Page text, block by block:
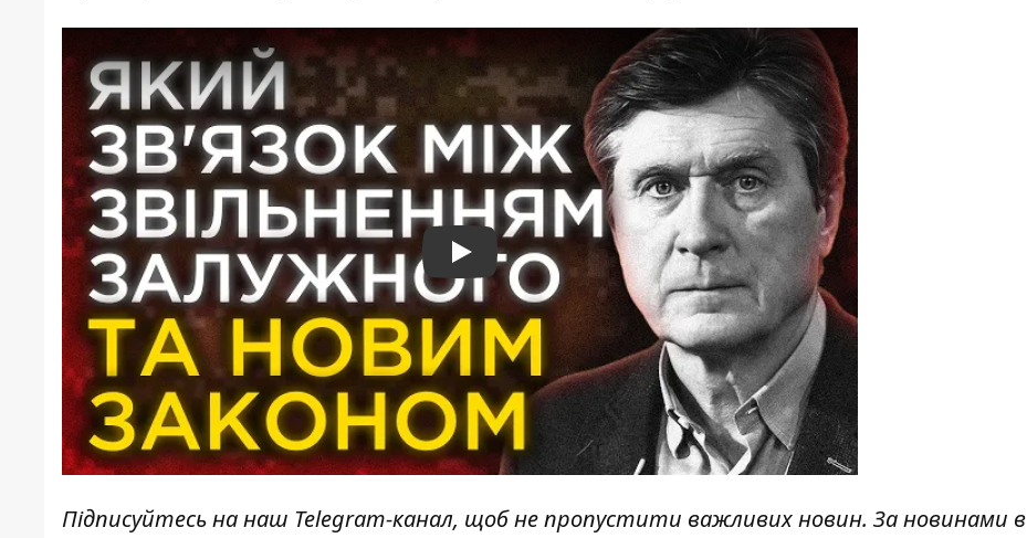
Play
Підписуйтесь на наш Telegram-канал, щоб не пропустити важливих новин. За новинами в